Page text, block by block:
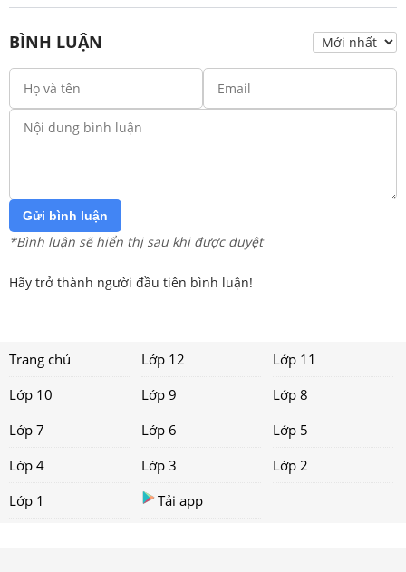
BÌNH LUẬN
Gửi bình luận
*Bình luận sẽ hiển thị sau khi được duyệt
Hãy trở thành người đầu tiên bình luận!
Trang chủ Lớp 12
Lớp 11
Lớp 10
Lớp 9
Lớp 8
Lớp 7
Lớp 6
Lớp 5
Lớp 4
Lớp 3
Lớp 2
Lớp 1
Tải app